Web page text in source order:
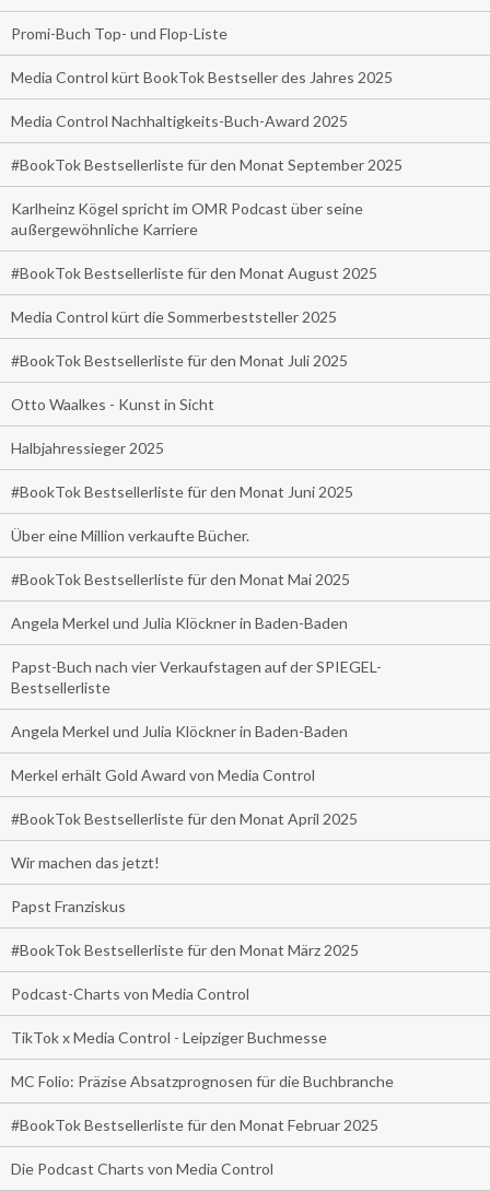
Promi-Buch Top- und Flop-Liste
Media Control kürt BookTok Bestseller des Jahres 2025
Media Control Nachhaltigkeits-Buch-Award 2025
#BookTok Bestsellerliste für den Monat September 2025
Karlheinz Kögel spricht im OMR Podcast über seine
außergewöhnliche Karriere
#BookTok Bestsellerliste für den Monat August 2025
Media Control kürt die Sommerbeststeller 2025
#BookTok Bestsellerliste für den Monat Juli 2025
Otto Waalkes - Kunst in Sicht
Halbjahressieger 2025
#BookTok Bestsellerliste für den Monat Juni 2025
Über eine Million verkaufte Bücher.
#BookTok Bestsellerliste für den Monat Mai 2025
Angela Merkel und Julia Klöckner in Baden-Baden
Papst-Buch nach vier Verkaufstagen auf der SPIEGEL-
Bestsellerliste
Angela Merkel und Julia Klöckner in Baden-Baden
Merkel erhält Gold Award von Media Control
#BookTok Bestsellerliste für den Monat April 2025
Wir machen das jetzt!
Papst Franziskus
#BookTok Bestsellerliste für den Monat März 2025
Podcast-Charts von Media Control
TikTok x Media Control - Leipziger Buchmesse
MC Folio: Präzise Absatzprognosen für die Buchbranche
#BookTok Bestsellerliste für den Monat Februar 2025
Die Podcast Charts von Media Control